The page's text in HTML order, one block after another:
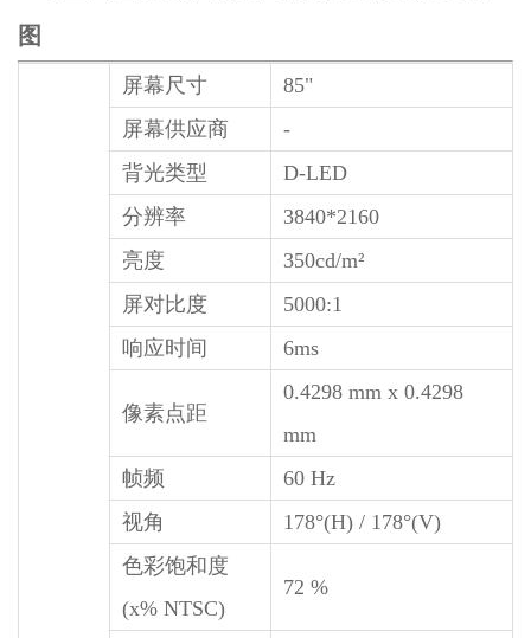
图
屏幕尺寸
85"
屏幕供应商
-
背光类型
D-LED
分辨率
3840*2160
亮度
350cd/m²
屏对比度
5000:1
响应时间
6ms
像素点距
0.4298 mm x 0.4298
mm
帧频
60 Hz
视角
178°(H) / 178°(V)
色彩饱和度
(x% NTSC)
72 %